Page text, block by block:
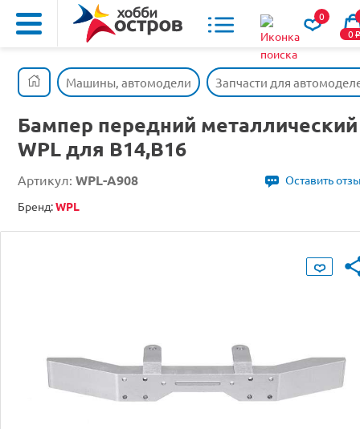
0
0o
Машины, автомодели Запчасти для
Бампер передний металлический
WPL для B14,B16
Артикул: WPL-A908
Оставить
Бренд:WPL